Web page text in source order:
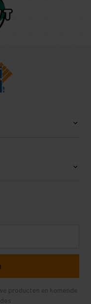
producten en komende